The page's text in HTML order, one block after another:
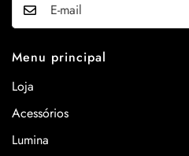
Menu principal
Loja
Acessórios
Lumina